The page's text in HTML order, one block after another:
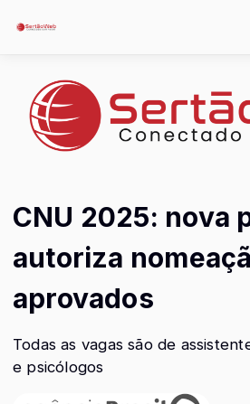
CNU 2025: nova
autoriza
aprovados
Todas as vagas são de
e psicólogos